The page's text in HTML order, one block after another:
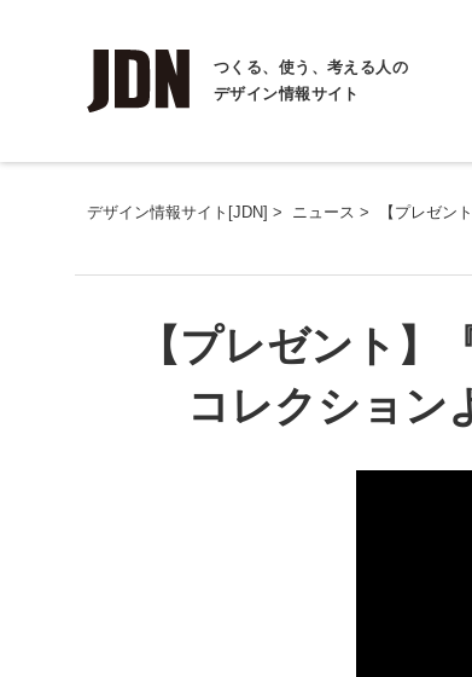
つくる、使う、考える人の
デザイン情報サイト
デザイン情報サイト[JDN] > ニュース > 【プレゼン
【プレゼント】
コレクション